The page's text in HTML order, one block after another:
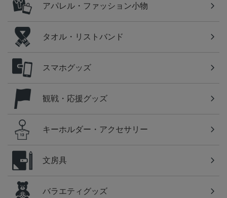
アパレル・ファッション小物
タオル・リストバンド
スマホグッズ
観戦・応援グッズ
キーホルダー・アクセサリー
文房具
バラエティグッズ